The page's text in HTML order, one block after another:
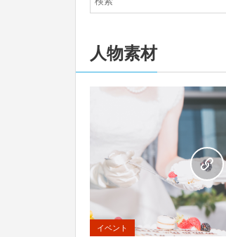
人物素材
イベント